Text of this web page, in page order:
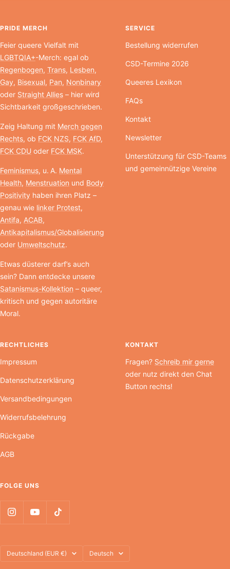
PRIDE MERCH
Feier queere Vielfalt mit
LGBTQIA+-Merch: egal ob
Regenbogen, Trans, Lesben,
Gay, Bisexual, Pan, Nonbinary
oder Straight Allies – hier wird
Sichtbarkeit großgeschrieben.
Zeig Haltung mit Merch gegen
Rechts, ob FCK NZS, FCK AfD,
FCK CDU oder FCK MSK.
Feminismus, u. A. Mental
Health, Menstruation und Body
Positivity haben ihren Platz –
genau wie linker Protest,
Antifa, ACAB,
Antikapitalismus/Globalisierung
oder Umweltschutz.
Etwas düsterer darf’s auch
sein? Dann entdecke unsere
Satanismus-Kollektion – queer,
kritisch und gegen autoritäre
Moral.
SERVICE
Bestellung widerrufen
CSD-Termine 2026
Queeres Lexikon
FAQs
Kontakt
Newsletter
Unterstützung für CSD-Teams
und gemeinnützige Vereine
RECHTLICHES
Impressum
Datenschutzerklärung
Versandbedingungen
Widerrufsbelehrung
Rückgabe
AGB
KONTAKT
Fragen? Schreib mir gerne
oder nutz direkt den Chat
Button rechts!
FOLGE UNS
Land/Region
Deutschland (EUR €) Sprache
Deutsch